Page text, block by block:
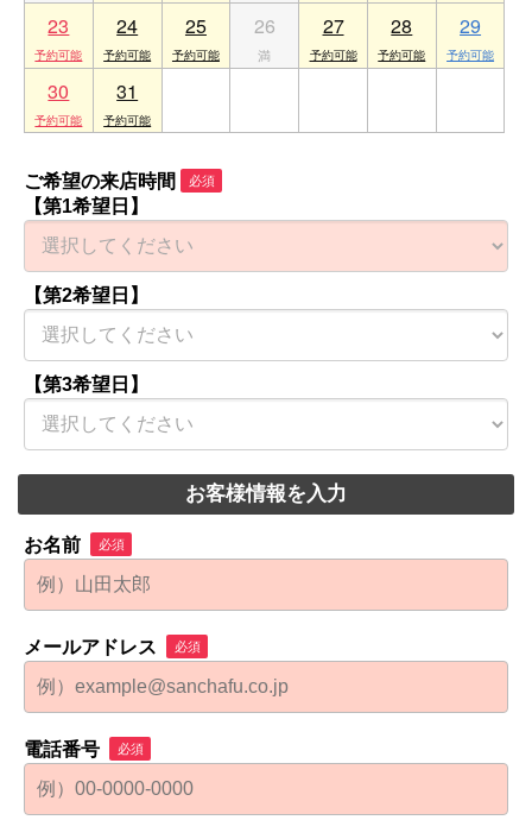
23 24 25 26 27 28 29
30 31
ご希望の来店時間 必須
【第1希望日】
【第2希望日】
【第3希望日】
お客様情報を入力
お名前 必須
メールアドレス 必須
電話番号 必須